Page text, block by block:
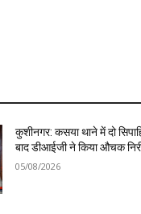
कुशीनगर: कसया थाने में दो
बाद डीआईजी ने किया औचक
05/08/2026